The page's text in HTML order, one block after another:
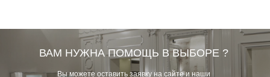
ВАМ НУЖНА ПОМОЩЬ В ВЫБОРЕ ?
Вы можете оставить заявку на сайте и наши